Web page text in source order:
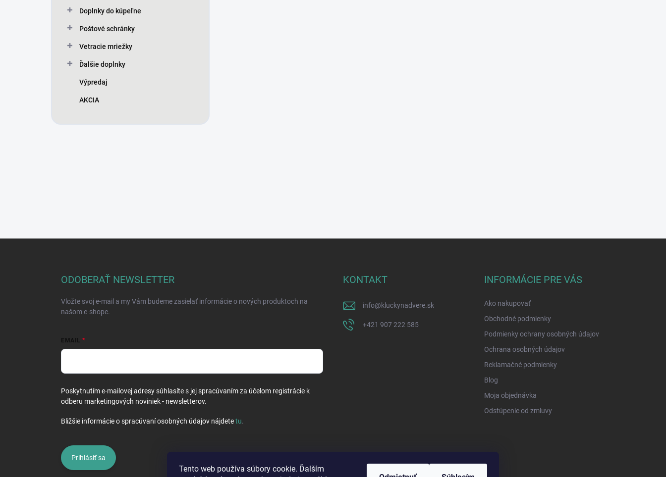
Tento web používa súbory cookie. Ďalším
Doplnky do kúpeľne
Poštové schránky
Vetracie mriežky
Ďalšie doplnky
Výpredaj
AKCIA
ODOBERAŤ NEWSLETTER
Vložte svoj e-mail a my Vám budeme zasielať informácie o nových produktoch na
našom e-shope.
EMAIL
Poskytnutím e-mailovej adresy súhlasíte s jej spracúvaním za účelom registrácie k
odberu marketingových noviniek - newsletterov.
Bližšie informácie o spracúvaní osobných údajov nájdetetu.
Prihlásiť sa
KONTAKT
info@kluckynadvere.sk
+421 907 222 585
INFORMÁCIE PRE VÁS
Ako nakupovať
Obchodné podmienky
Podmienky ochrany osobných údajov
Ochrana osobných údajov
Reklamačné podmienky
Blog
Moja objednávka
Odstúpenie od zmluvy